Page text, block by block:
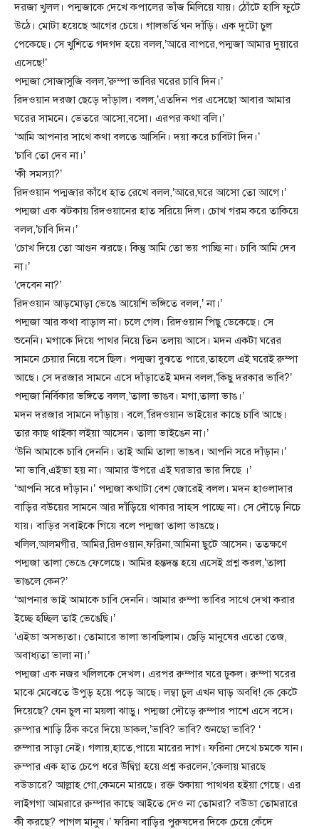
দরজা খুলল। পদ্মজাকে দেখে কপালের ভাঁজ মিলিয়ে যায়। ঠোঁটে হাসি ফুটে
উঠে। মোটা হয়েছে আগের চেয়ে। গালভর্তি ঘন দাঁড়ি। এক দুটো চুল
পেকেছে। সে খুশিতে গদগদ হয়ে বলল,’আরে বাপরে,পদ্মজা আমার দুয়ারে
এসেছে!’
পদ্মজা সোজাসুজি বলল,’রুম্পা ভাবির ঘরের চাবি দিন।’
রিদওয়ান দরজা ছেড়ে দাঁড়াল। বলল,’এতদিন পর এসেছো আবার আমার
ঘরের সামনে। ভেতরে আসো,বসো। এরপর কথা বলি।’
‘আমি আপনার সাথে কথা বলতে আসিনি। দয়া করে চাবিটা দিন।’
‘চাবি তো দেব না।’
‘কী সমস্যা?’
রিদওয়ান পদ্মজার কাঁধে হাত রেখে বলল,’আরে,ঘরে আসো তো আগে।’
পদ্মজা এক ঝটকায় রিদওয়ানের হাত সরিয়ে দিল। চোখ গরম করে তাকিয়ে
বলল,’চাবি দিন।’
‘চোখ দিয়ে তো আগুন ঝরছে। কিন্তু আমি তো ভয় পাচ্ছি না। চাবি আমি দেব
না।’
‘দেবেন না?’
রিদওয়ান আড়মোড়া ভেঙে আয়েশি ভঙ্গিতে বলল,’ না।’
পদ্মজা আর কথা বাড়াল না। চলে গেল। রিদওয়ান পিছু ডেকেছে। সে
শুনেনি। মগাকে দিয়ে পাথর নিয়ে তিন তলায় আসে। মদন একটা ঘরের
সামনে চেয়ার নিয়ে বসে ছিল। পদ্মজা বুঝতে পারে,তাহলে এই ঘরেই রুম্পা
আছে। সে দরজার সামনে এসে দাঁড়াতেই মদন বলল,’কিছু দরকার ভাবি?’
পদ্মজা নির্বিকার ভঙ্গিতে বলল,’তালা ভাঙব। মগা,তালা ভাঙ।’
মদন দরজার সামনে দাঁড়ায়। বলে,’রিদওয়ান ভাইয়ের কাছে চাবি আছে।
তার কাছ থাইকা লইয়া আসেন। তালা ভাইঙেন না।’
‘উনি আমাকে চাবি দেননি। তাই আমি তালা ভাঙব। আপনি সরে দাঁড়ান।’
‘না ভাবি,এইডা হয় না। আমার উপরে এই ঘরডার ভার দিছে ।’
‘আপনি সরে দাঁড়ান।’ পদ্মজা কথাটা বেশ জোরেই বলল। মদন হাওলাদার
বাড়ির বউয়ের সামনে আর দাঁড়িয়ে থাকার সাহস পাচ্ছে না। সে দৌড়ে নিচে
যায়। বাড়ির সবাইকে গিয়ে বলে পদ্মজা তালা ভাঙছে।
খলিল,আলমগীর, আমির,রিদওয়ান,ফরিনা,আমিনা ছুটে আসেন। ততক্ষণে
পদ্মজা তালা ভেঙে ফেলেছে। আমির হন্তদন্ত হয়ে এসেই প্রশ্ন করল,’তালা
ভাঙলে কেন?’
‘আপনার ভাই আমাকে চাবি দেননি। আমার রুম্পা ভাবির সাথে দেখা করার
ইচ্ছে হচ্ছিল তাই ভেঙেছি।’
‘এইডা অসভ্যতা। তোমারে ভালা ভাবছিলাম। ছেড়ি মানুষের এতো তেজ,
অবাধ্যতা ভালা না।’
পদ্মজা এক নজর খলিলকে দেখল। এরপর রুম্পার ঘরে ঢুকল। রুম্পা ঘরের
মাঝে মেঝেতে উপুড় হয়ে পড়ে আছে। লম্বা চুল এখন ঘাড় অবধি! কে কেটে
দিয়েছে? যেন চুল না ময়লা ঝাড়ু। পদ্মজা দৌড়ে রুম্পার পাশে এসে বসে।
রুম্পার শাড়ি ঠিক করে দিয়ে ডাকল,’ভাবি? ভাবি? শুনছো ভাবি? ‘
রুম্পার সাড়া নেই। গলায়,হাতে,পায়ে মারের দাগ। ফরিনা দেখে চমকে যান।
রুম্পার এক হাত চেপে ধরে উদ্বিগ্ন হয়ে প্রশ্ন করলেন,’কেলায় মারছে
বউডারে? আল্লাহ গো,কেমনে মারছে। রক্ত শুকায়া পাথথর হইয়া গেছে। এর
লাইগগা আমরারে রুম্পার কাছে আইতে দেও না তোমরা? বউডা তোমরারে
কী করছে? পাগল মানুষ।’ ফরিনা বাড়ির পুরুষদের দিকে চেয়ে কেঁদে